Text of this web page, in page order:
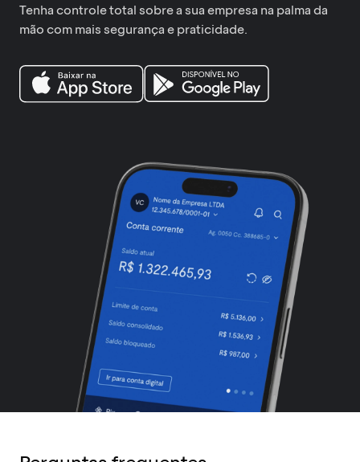
Tenha controle total sobre a sua empresa na palma da
mão com mais segurança e praticidade.